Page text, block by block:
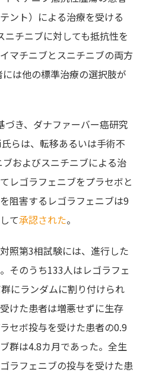
テント）による治療を受ける
チニブに対しても抵抗性を
マチニブとスニチニブの両方
は他の標準治療の選択肢が
き、ダナファーバー癌研究
らは、転移あるいは手術不
およびスニチニブによる治
レゴラフェニブをプラセボと
阻害するレゴラフェニブは9
て承認された。
照第3相試験には、進行した
そのうち133人はレゴラフェ
にランダムに割り付けられ
けた患者は増悪せずに生存
セボ投与を受けた患者の0.9
群は4.8カ月であった。全生
ラフェニブの投与を受けた患